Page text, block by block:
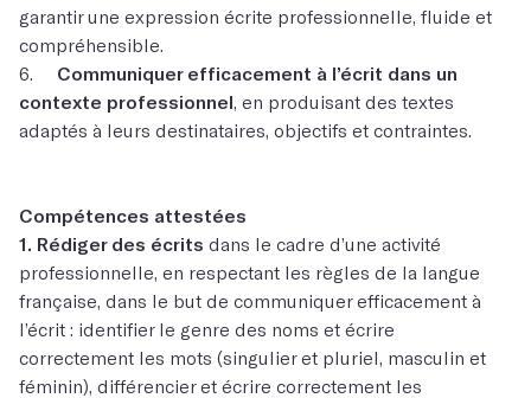
garantir une expression écrite professionnelle, fluide et
compréhensible.
6. Communiquer efficacement à l’écrit dans un
contexte professionnel, en produisant des textes
adaptés à leurs destinataires, objectifs et contraintes.
Compétences attestées
1. Rédiger des écrits dans le cadre d’une activité
professionnelle, en respectant les règles de la langue
française, dans le but de communiquer efficacement à
l’écrit : identifier le genre des noms et écrire
correctement les mots (singulier et pluriel, masculin et
féminin), différencier et écrire correctement les